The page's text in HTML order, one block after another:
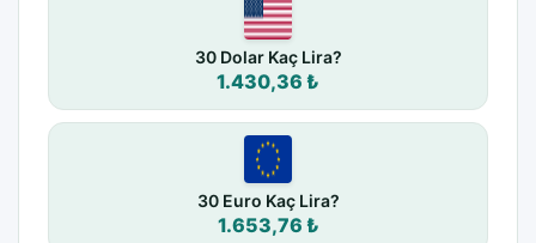
30 Dolar Kaç Lira?
1.430,36 ₺
30 Euro Kaç Lira?
1.653,76 ₺